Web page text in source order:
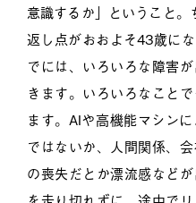
意識するか」ということ
返し点がおおよそ43歳に
でには、いろいろな障害
きます。いろいろなこと
ます。AIや高機能マシン
ではないか、人間関係、
の喪失だとか漂流感など